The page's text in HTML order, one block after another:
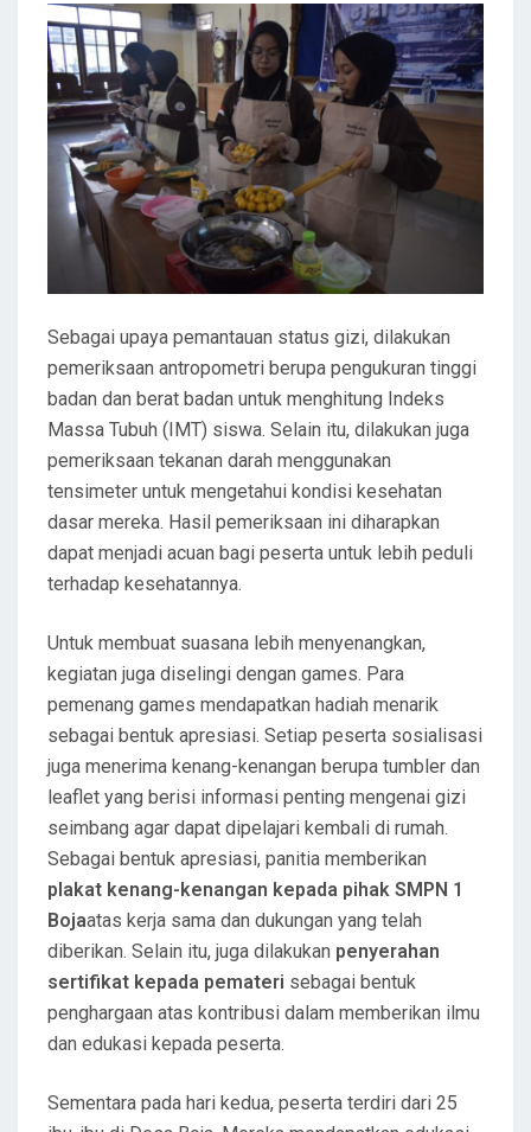
Sebagai upaya pemantauan status gizi, dilakukan
pemeriksaan antropometri berupa pengukuran tinggi
badan dan berat badan untuk menghitung Indeks
Massa Tubuh (IMT) siswa. Selain itu, dilakukan juga
pemeriksaan tekanan darah menggunakan
tensimeter untuk mengetahui kondisi kesehatan
dasar mereka. Hasil pemeriksaan ini diharapkan
dapat menjadi acuan bagi peserta untuk lebih peduli
terhadap kesehatannya.
Untuk membuat suasana lebih menyenangkan,
kegiatan juga diselingi dengan games. Para
pemenang games mendapatkan hadiah menarik
sebagai bentuk apresiasi. Setiap peserta sosialisasi
juga menerima kenang-kenangan berupa tumbler dan
leaflet yang berisi informasi penting mengenai gizi
seimbang agar dapat dipelajari kembali di rumah.
Sebagai bentuk apresiasi, panitia memberikan
plakat kenang-kenangan kepada pihak SMPN 1
Bojaatas kerja sama dan dukungan yang telah
diberikan. Selain itu, juga dilakukan penyerahan
sertifikat kepada pemateri sebagai bentuk
penghargaan atas kontribusi dalam memberikan ilmu
dan edukasi kepada peserta.
Sementara pada hari kedua, peserta terdiri dari 25